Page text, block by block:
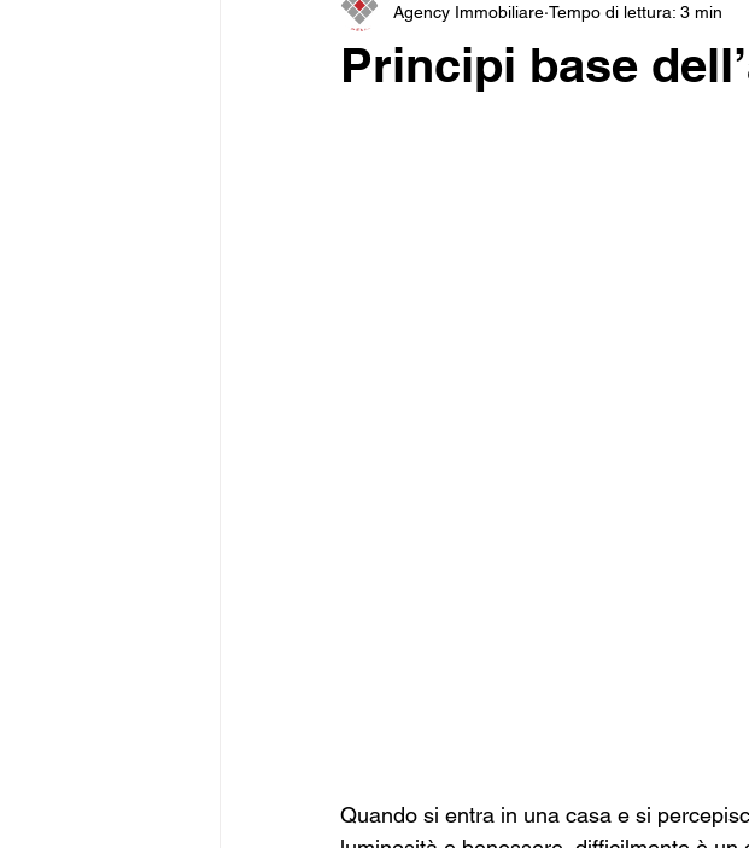
Principi base
Agency Immobiliare Tempo di lettura: 3 min
Quando si entra in una casa e si